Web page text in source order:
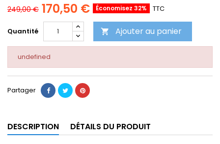
249,00 € 170,50 € Économisez 32% TTC
Quantité  Ajouter au panier
undefined
Partager
DESCRIPTION DÉTAILS DU PRODUIT